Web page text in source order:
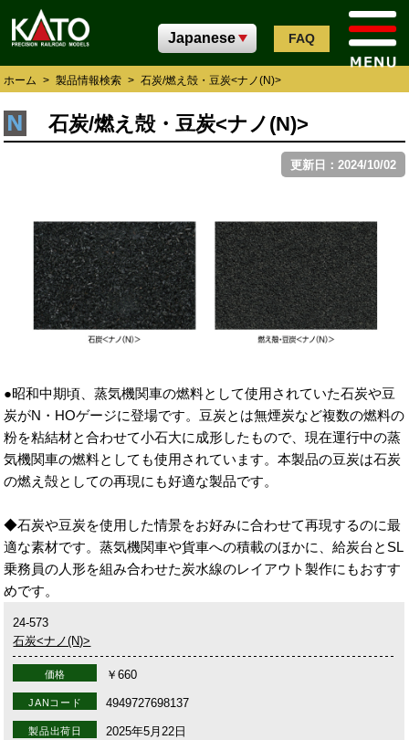
FAQ
ホーム > 製品情報検索 > 石炭/燃え殻・豆炭<ナノ(N)>
石炭/燃え殻・豆炭<ナノ(N)>
更新日：2024/10/02
●昭和中期頃、蒸気機関車の燃料として使用されていた石炭や豆
炭がN・HOゲージに登場です。豆炭とは無煙炭など複数の燃料の
粉を粘結材と合わせて小石大に成形したもので、現在運行中の蒸
気機関車の燃料としても使用されています。本製品の豆炭は石炭
の燃え殻としての再現にも好適な製品です。
◆石炭や豆炭を使用した情景をお好みに合わせて再現するのに最
適な素材です。蒸気機関車や貨車への積載のほかに、給炭台とSL
乗務員の人形を組み合わせた炭水線のレイアウト製作にもおすす
めです。
24-573
石炭<ナノ(N)>
価格 ￥660
JANコード 4949727698137
製品出荷日 2025年5月22日